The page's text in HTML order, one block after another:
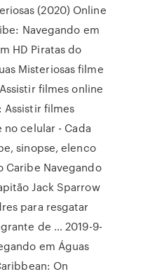
(2020) Online
Navegando em
HD Piratas do
Misteriosas filme
filmes online
Assistir filmes
no celular - Cada
sinopse, elenco
Caribe Navegando
Jack Sparrow
para resgatar
de … 2019-9-
em Águas
On